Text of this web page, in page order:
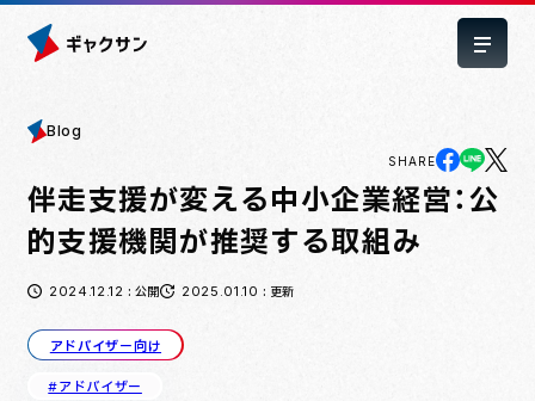
Blog
SHARE
伴走支援が変える中小企業経営：公
的支援機関が推奨する取組み
2024.12.12 : 公開 2025.01.10 : 更新
アドバイザー向け
#アドバイザー